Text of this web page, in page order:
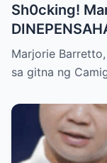
Sh0cking!
gitna ng
Marjorie
sa gitna ng